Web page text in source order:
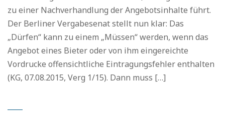
zu einer Nachverhandlung der Angebotsinhalte führt.
Der Berliner Vergabesenat stellt nun klar: Das
„Dürfen“ kann zu einem „Müssen“ werden, wenn das
Angebot eines Bieter oder von ihm eingereichte
Vordrucke offensichtliche Eintragungsfehler enthalten
(KG, 07.08.2015, Verg 1/15). Dann muss […]